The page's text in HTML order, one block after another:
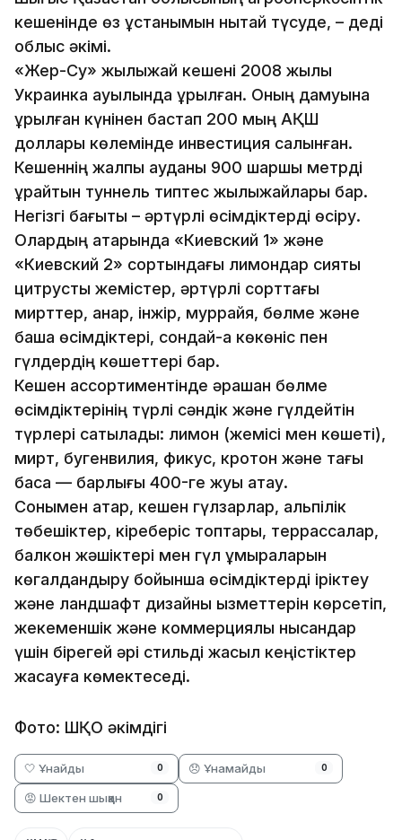
кешенінде өз ұстанымын нықтай түсуде, – деді
облыс әкімі.
«Жер-Су» жылыжай кешені 2008 жылы
Украинка ауылында құрылған. Оның дамуына
құрылған күнінен бастап 200 мың АҚШ
доллары көлемінде инвестиция салынған.
Кешеннің жалпы ауданы 900 шаршы метрді
құрайтын туннель типтес жылыжайлары бар.
Негізгі бағыты – әртүрлі өсімдіктерді өсіру.
Олардың қатарында «Киевский 1» және
«Киевский 2» сортындағы лимондар сияқты
цитрусты жемістер, әртүрлі сорттағы
мирттер, анар, інжір, муррайя, бөлме және
бақша өсімдіктері, сондай-ақ көкөніс пен
гүлдердің көшеттері бар.
Кешен ассортиментінде әрқашан бөлме
өсімдіктерінің түрлі сәндік және гүлдейтін
түрлері сатылады: лимон (жемісі мен көшеті),
мирт, бугенвилия, фикус, кротон және тағы
басқа — барлығы 400-ге жуық атау.
Сонымен қатар, кешен гүлзарлар, альпілік
төбешіктер, кіреберіс топтары, террассалар,
балкон жәшіктері мен гүл құмыраларын
көгалдандыру бойынша өсімдіктерді іріктеу
және ландшафт дизайны қызметтерін көрсетіп,
жекеменшік және коммерциялық нысандар
үшін бірегей әрі стильді жасыл кеңістіктер
жасауға көмектеседі.
Фото: ШҚО әкімдігі
🤍 Ұнайды 0 😞 Ұнамайды 0
😡 Шектен шыққан 0